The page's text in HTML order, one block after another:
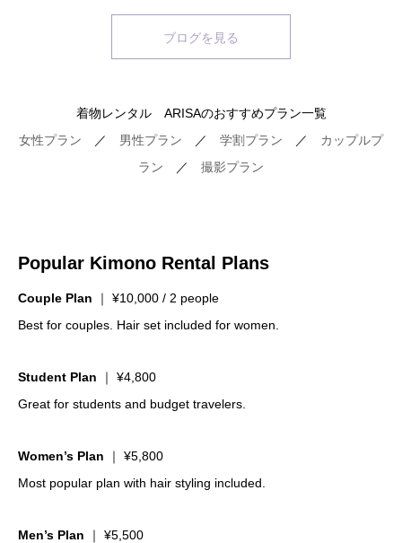
ブログを見る
着物レンタル ARISAのおすすめプラン一覧
女性プラン ／ 男性プラン ／ 学割プラン ／ カップルプ
ラン ／ 撮影プラン
Popular Kimono Rental Plans
Couple Plan ｜ ¥10,000 / 2 people
Best for couples. Hair set included for women.
Student Plan ｜ ¥4,800
Great for students and budget travelers.
Women’s Plan ｜ ¥5,800
Most popular plan with hair styling included.
Men’s Plan ｜ ¥5,500